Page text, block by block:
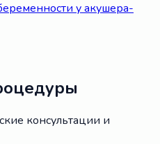
у акушера-
консультации и